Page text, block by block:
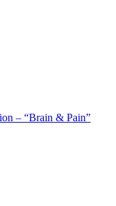
– “Brain & Pain”